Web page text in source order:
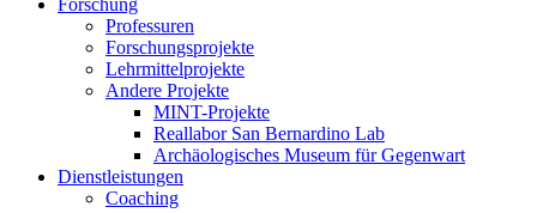
Forschung
Professuren
Forschungsprojekte
Lehrmittelprojekte
Andere Projekte
MINT-Projekte
Reallabor San Bernardino Lab
Archäologisches Museum für Gegenwart
Dienstleistungen
Coaching